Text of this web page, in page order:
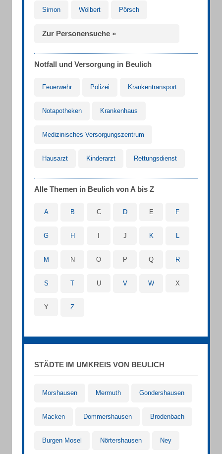
Simon Wölbert Pörsch
Zur Personensuche »
Notfall und Versorgung in Beulich
Feuerwehr Polizei Krankentransport
Notapotheken Krankenhaus
Medizinisches Versorgungszentrum
Hausarzt Kinderarzt Rettungsdienst
Alle Themen in Beulich von A bis Z
A B C D E F
G H J K L
M N O P Q R
S T U V W X
Y Z
STÄDTE IM UMKREIS VON BEULICH
Morshausen Mermuth Gondershausen
Macken Dommershausen Brodenbach
Burgen Mosel Nörtershausen Ney